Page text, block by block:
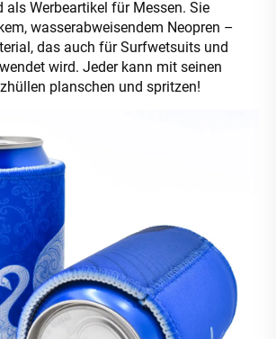
als Werbeartikel für Messen. Sie
wasserabweisendem Neopren –
das auch für Surfwetsuits und
wird. Jeder kann mit seinen
planschen und spritzen!